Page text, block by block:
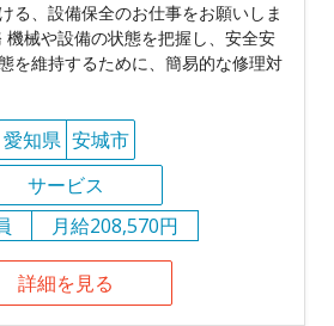
る、設備保全のお仕事をお願いしま
械や設備の状態を把握し、安全安
を維持するために、簡易的な修理対
愛知県 安城市
サービス
月給208,570円
詳細を見る